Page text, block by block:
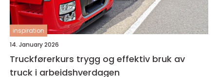
inspiration
14. January 2026
Truckførerkurs trygg og effektiv bruk av
truck i arbeidshverdagen